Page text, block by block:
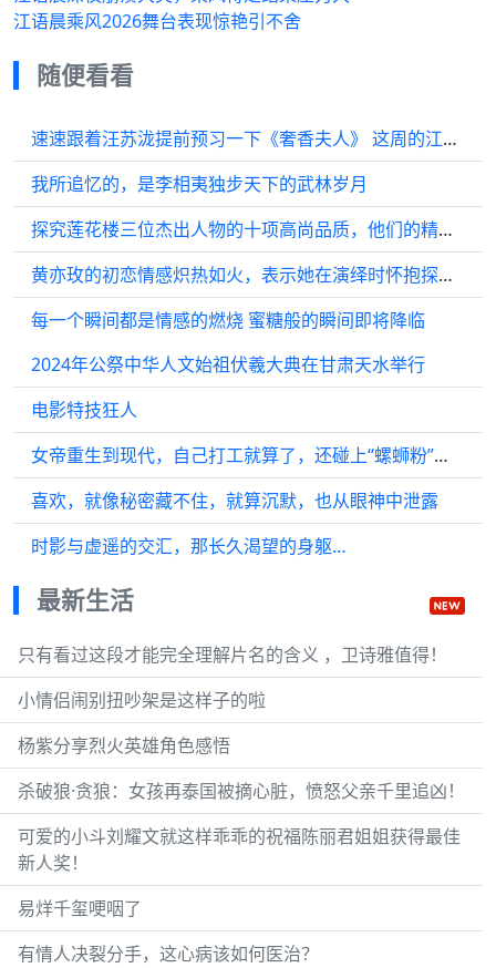
江语晨乘风2026舞台表现惊艳引不舍
随便看看
速速跟着汪苏泷提前预习一下《奢香夫人》 这周的江西可实在炫酷呢 南昌文旅
我所追忆的，是李相夷独步天下的武林岁月
探究莲花楼三位杰出人物的十项高尚品质，他们的精准技艺让每一位观众心驰神往
黄亦玫的初恋情感炽热如火，表示她在演绎时怀抱探索的期待…
每一个瞬间都是情感的燃烧 蜜糖般的瞬间即将降临
2024年公祭中华人文始祖伏羲大典在甘肃天水举行
电影特技狂人
女帝重生到现代，自己打工就算了，还碰上“螺蛳粉”这种“核”武器！
喜欢，就像秘密藏不住，就算沉默，也从眼神中泄露
时影与虚遥的交汇，那长久渴望的身躯…
最新生活
只有看过这段才能完全理解片名的含义 ，卫诗雅值得！
小情侣闹别扭吵架是这样子的啦
杨紫分享烈火英雄角色感悟
杀破狼·贪狼：女孩再泰国被摘心脏，愤怒父亲千里追凶！
可爱的小斗刘耀文就这样乖乖的祝福陈丽君姐姐获得最佳
新人奖！
易烊千玺哽咽了
有情人决裂分手，这心病该如何医治？